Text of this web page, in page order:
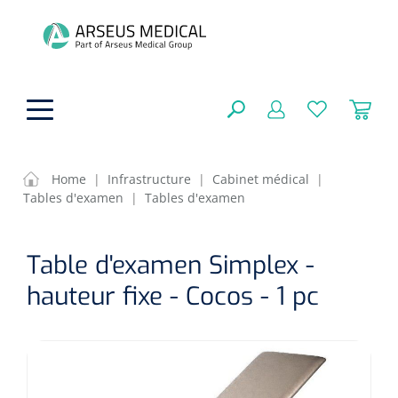
Soins de confort générale
Aromathérapie
Traitement
Respiration
OPTIONS
Home | Infrastructure | Cabinet médical
|
Tables d'examen
| Tables d'examen
Table d'examen Simplex -
hauteur fixe - Cocos - 1 pc